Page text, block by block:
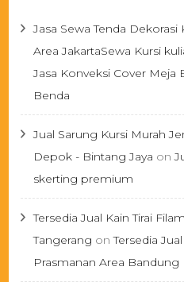
Jasa Sewa Tenda
Area JakartaSewa Kursi
Jasa Konveksi Cover Meja
Benda
Jual Sarung Kursi Murah
Depok - Bintang Jaya on
skerting premium
Tersedia Jual Kain Tirai
Tangerang onTersedia
Prasmanan Area Bandung